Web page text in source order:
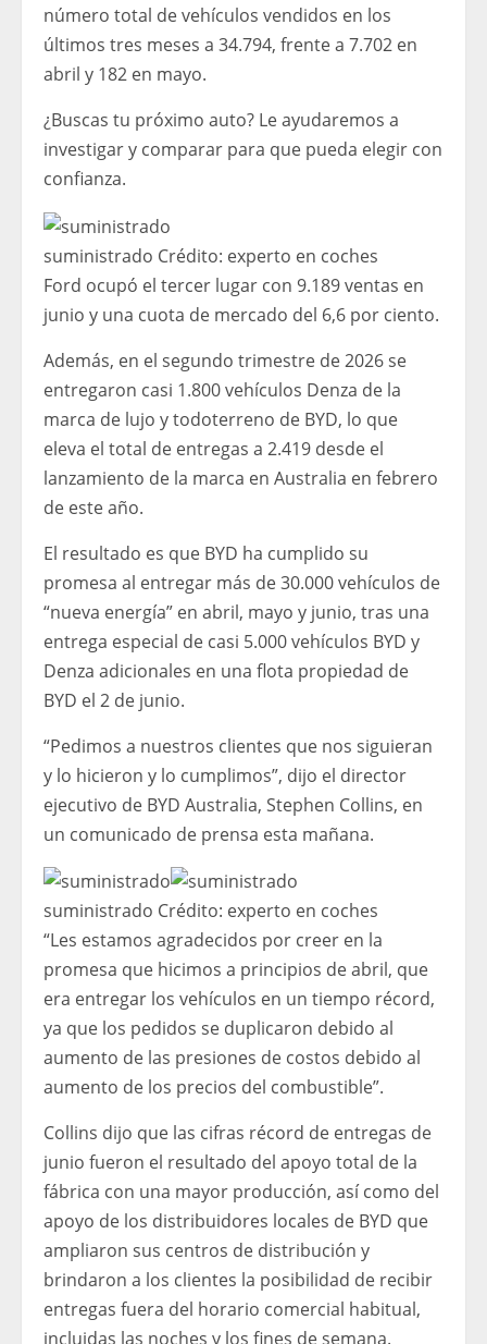
número total de vehículos vendidos en los
últimos tres meses a 34.794, frente a 7.702 en
abril y 182 en mayo.
¿Buscas tu próximo auto? Le ayudaremos a
investigar y comparar para que pueda elegir con
confianza.
suministrado Crédito: experto en coches
Ford ocupó el tercer lugar con 9.189 ventas en
junio y una cuota de mercado del 6,6 por ciento.
Además, en el segundo trimestre de 2026 se
entregaron casi 1.800 vehículos Denza de la
marca de lujo y todoterreno de BYD, lo que
eleva el total de entregas a 2.419 desde el
lanzamiento de la marca en Australia en febrero
de este año.
El resultado es que BYD ha cumplido su
promesa al entregar más de 30.000 vehículos de
“nueva energía” en abril, mayo y junio, tras una
entrega especial de casi 5.000 vehículos BYD y
Denza adicionales en una flota propiedad de
BYD el 2 de junio.
“Pedimos a nuestros clientes que nos siguieran
y lo hicieron y lo cumplimos”, dijo el director
ejecutivo de BYD Australia, Stephen Collins, en
un comunicado de prensa esta mañana.
suministrado Crédito: experto en coches
“Les estamos agradecidos por creer en la
promesa que hicimos a principios de abril, que
era entregar los vehículos en un tiempo récord,
ya que los pedidos se duplicaron debido al
aumento de las presiones de costos debido al
aumento de los precios del combustible”.
Collins dijo que las cifras récord de entregas de
junio fueron el resultado del apoyo total de la
fábrica con una mayor producción, así como del
apoyo de los distribuidores locales de BYD que
ampliaron sus centros de distribución y
brindaron a los clientes la posibilidad de recibir
entregas fuera del horario comercial habitual,
incluidas las noches y los fines de semana.